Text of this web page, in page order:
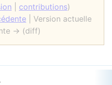
contributions)
| Version actuelle
→ (diff)